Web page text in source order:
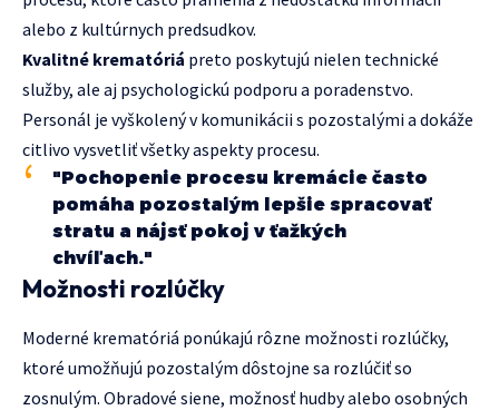
alebo z kultúrnych predsudkov.
Kvalitné krematóriá preto poskytujú nielen technické
služby, ale aj psychologickú podporu a poradenstvo.
Personál je vyškolený v komunikácii s pozostalými a dokáže
citlivo vysvetliť všetky aspekty procesu.
"Pochopenie procesu kremácie často
pomáha pozostalým lepšie spracovať
stratu a nájsť pokoj v ťažkých
chvíľach."
Možnosti rozlúčky
Moderné krematóriá ponúkajú rôzne možnosti rozlúčky,
ktoré umožňujú pozostalým dôstojne sa rozlúčiť so
zosnulým. Obradové siene, možnosť hudby alebo osobných